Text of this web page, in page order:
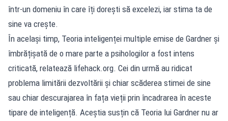
într-un domeniu în care îți dorești să excelezi, iar stima ta de
sine va crește.
În același timp, Teoria inteligenței multiple emise de Gardner și
îmbrățișată de o mare parte a psihologilor a fost intens
criticată, relatează lifehack.org. Cei din urmă au ridicat
problema limitării dezvoltării și chiar scăderea stimei de sine
sau chiar descurajarea în fața vieții prin încadrarea în aceste
tipare de inteligență. Aceștia susțin că Teoria lui Gardner nu ar